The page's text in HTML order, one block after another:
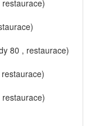
80 , restaurace)